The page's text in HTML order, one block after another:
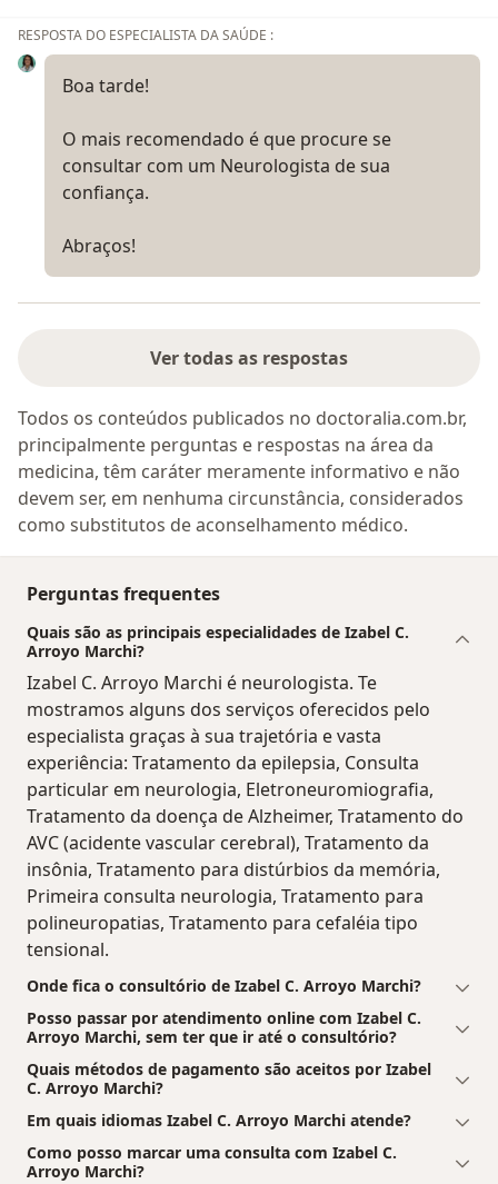
RESPOSTA DO ESPECIALISTA DA SAÚDE :
Boa tarde!
O mais recomendado é que procure se
consultar com um Neurologista de sua
confiança.
Abraços!
Ver todas as respostas
Todos os conteúdos publicados no doctoralia.com.br,
principalmente perguntas e respostas na área da
medicina, têm caráter meramente informativo e não
devem ser, em nenhuma circunstância, considerados
como substitutos de aconselhamento médico.
Perguntas frequentes
Quais são as principais especialidades de Izabel C.
Arroyo Marchi?
Izabel C. Arroyo Marchi é neurologista. Te
mostramos alguns dos serviços oferecidos pelo
especialista graças à sua trajetória e vasta
experiência: Tratamento da epilepsia, Consulta
particular em neurologia, Eletroneuromiografia,
Tratamento da doença de Alzheimer, Tratamento do
AVC (acidente vascular cerebral), Tratamento da
insônia, Tratamento para distúrbios da memória,
Primeira consulta neurologia, Tratamento para
polineuropatias, Tratamento para cefaléia tipo
tensional.
Onde fica o consultório de Izabel C. Arroyo Marchi?
Posso passar por atendimento online com Izabel C.
Arroyo Marchi, sem ter que ir até o consultório?
Quais métodos de pagamento são aceitos por Izabel
C. Arroyo Marchi?
Em quais idiomas Izabel C. Arroyo Marchi atende?
Como posso marcar uma consulta com Izabel C.
Arroyo Marchi?